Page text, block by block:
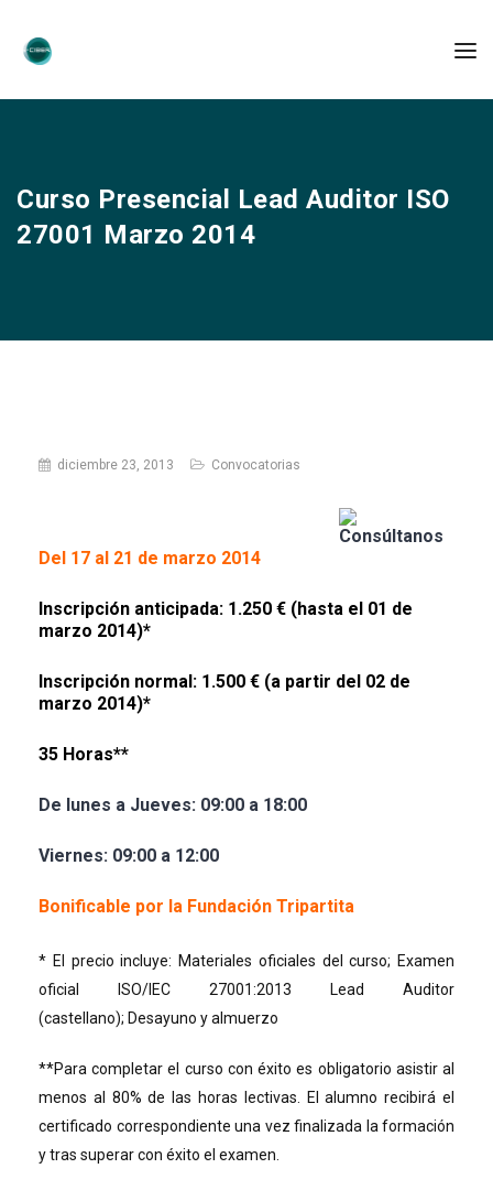
Curso Presencial Lead Auditor ISO
27001 Marzo 2014
diciembre 23, 2013 Convocatorias
Del 17 al 21 de marzo 2014
Inscripción anticipada: 1.250 € (hasta el 01 de
marzo 2014)*
Inscripción normal: 1.500 € (a partir del 02 de
marzo 2014)*
35 Horas**
De lunes a Jueves: 09:00 a 18:00
Viernes: 09:00 a 12:00
Bonificable por la Fundación Tripartita
* El precio incluye: Materiales oficiales del curso; Examen
oficial ISO/IEC 27001:2013 Lead Auditor
(castellano); Desayuno y almuerzo
**Para completar el curso con éxito es obligatorio asistir al
menos al 80% de las horas lectivas. El alumno recibirá el
certificado correspondiente una vez finalizada la formación
y tras superar con éxito el examen.